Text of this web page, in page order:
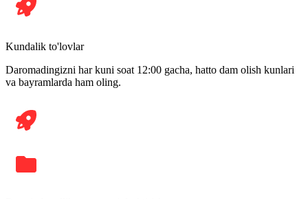
Kundalik to'lovlar
Daromadingizni har kuni soat 12:00 gacha, hatto dam olish kunlari
va bayramlarda ham oling.